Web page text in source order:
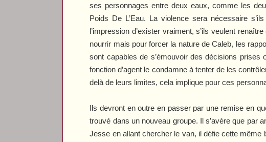
ses personnages entre deux eaux, comme les
Poids De L’Eau. La violence sera nécessaire
l’impression d’exister vraiment, s’ils veulent
nourrir mais pour forcer la nature de Caleb, les
sont capables de s’émouvoir des décisions
fonction d’agent le condamne à tenter de les
delà de leurs limites, cela implique pour ces
Ils devront en outre en passer par une remise en
trouvé dans un nouveau groupe. Il s’avère que par
Jesse en allant chercher le van, il défie cette même